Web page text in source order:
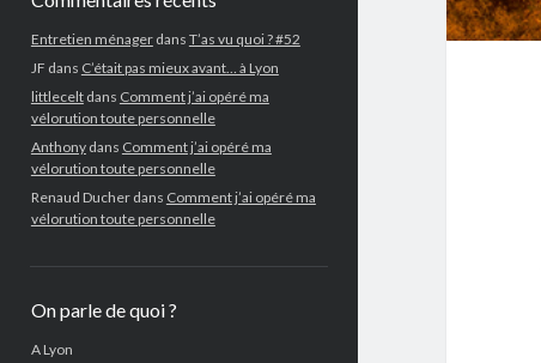
Entretien ménagerdans T’as vu quoi ? #52
JF dans C’était pas mieux avant… à Lyon
littleceltdans Comment j’ai opéré ma
vélorution toute personnelle
Anthonydans Comment j’ai opéré ma
vélorution toute personnelle
Renaud Ducherdans Comment j’ai opéré ma
vélorution toute personnelle
On parle de quoi ?
A Lyon